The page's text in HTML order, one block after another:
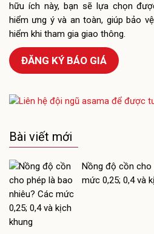
hữu ích này, bạn sẽ lựa chọn
hiểm ưng ý và an toàn, giúp bảo
hiểm khi tham gia giao thông.
ĐĂNG KÝ BÁO GIÁ
Bài viết mới
Nồng độ cồn cho
mức 0,25; 0,4 và